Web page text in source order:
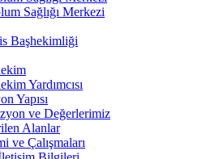
Sağlığı Merkezi
Başhekimliği
Yardımcısı
Yapısı
ve Değerlerimiz
Alanlar
ve Çalışmaları